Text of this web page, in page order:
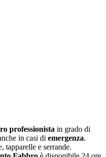
professionista in grado di
in casi di emergenza.
tapparelle e serrande.